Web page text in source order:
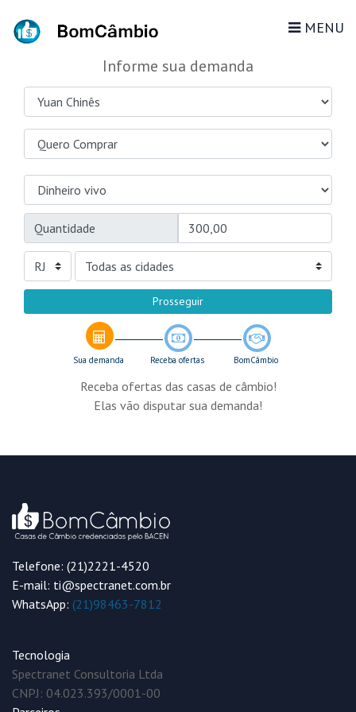
MENU
Informe sua demanda
Quantidade
Prosseguir
Receba ofertas das casas de câmbio!
Elas vão disputar sua demanda!
Telefone: (21)2221-4520
E-mail: ti@spectranet.com.br
WhatsApp: (21)98463-7812
Tecnologia
Spectranet Consultoria Ltda
CNPJ: 04.023.393/0001-00